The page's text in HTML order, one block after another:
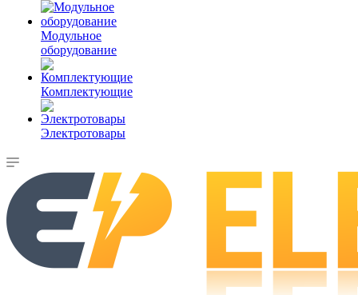
Модульное
оборудование
Комплектующие
Электротовары